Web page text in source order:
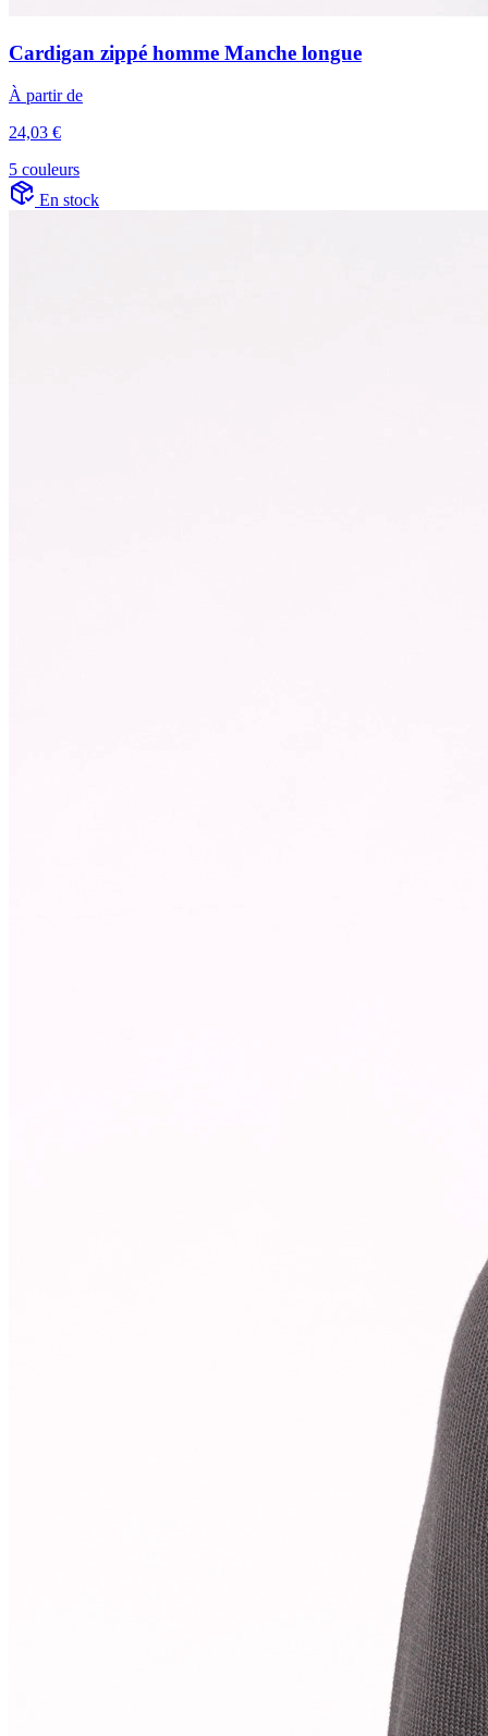
Cardigan zippé homme Manche longue
À partir de
24,03 €
5 couleurs
En stock